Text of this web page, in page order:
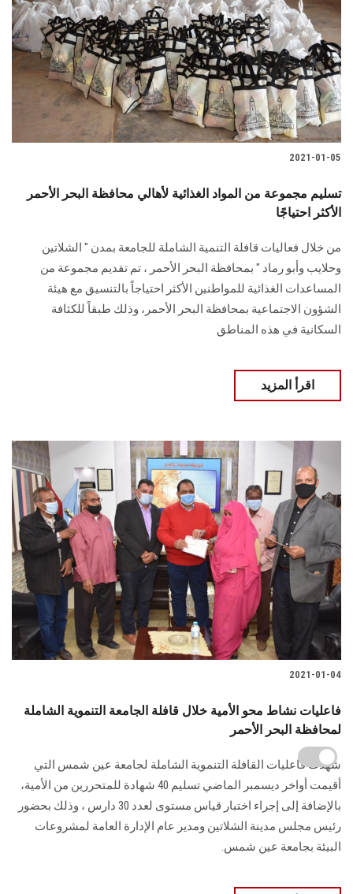
2021-01-05
تسليم مجموعة من المواد الغذائية لأهالي محافظة البحر الأحمر
الأكثر احتياجًا
من خلال فعاليات قافلة التنمية الشاملة للجامعة بمدن " الشلاتين
وحلايب وأبو رماد " بمحافظة البحر الأحمر ، تم تقديم مجموعة من
المساعدات الغذائية للمواطنين الأكثر احتياجاً بالتنسيق مع هيئة
الشؤون الاجتماعية بمحافظة البحر الأحمر، وذلك طبقاً للكثافة
السكانية في هذه المناطق
اقرأ المزيد
2021-01-04
فاعليات نشاط محو الأمية خلال قافلة الجامعة التنموية الشاملة
لمحافظة البحر الأحمر
شهدت فاعليات القافلة التنموية الشاملة لجامعة عين شمس التي
أقيمت أواخر ديسمبر الماضي تسليم 40 شهادة للمتحررين من الأمية،
بالإضافة إلى إجراء اختبار قياس مستوى لعدد 30 دارس ، وذلك بحضور
رئيس مجلس مدينة الشلاتين ومدير عام الإدارة العامة لمشروعات
البيئة بجامعة عين شمس.